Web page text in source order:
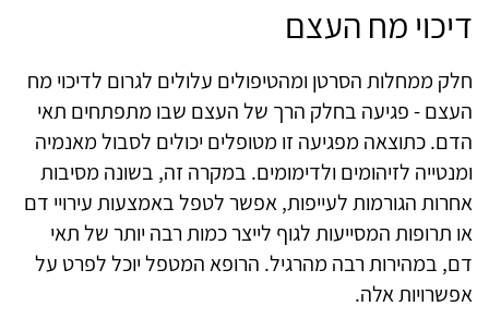
דיכוי מח העצם
חלק ממחלות הסרטן ומהטיפולים עלולים לגרום לדיכוי מח
העצם - פגיעה בחלק הרך של העצם שבו מתפתחים תאי
הדם. כתוצאה מפגיעה זו מטופלים יכולים לסבול מאנמיה
ומנטייה לזיהומים ולדימומים. במקרה זה, בשונה מסיבות
אחרות הגורמות לעייפות, אפשר לטפל באמצעות עירויי דם
או תרופות המסייעות לגוף לייצר כמות רבה יותר של תאי
דם, במהירות רבה מהרגיל. הרופא המטפל יוכל לפרט על
אפשרויות אלה.